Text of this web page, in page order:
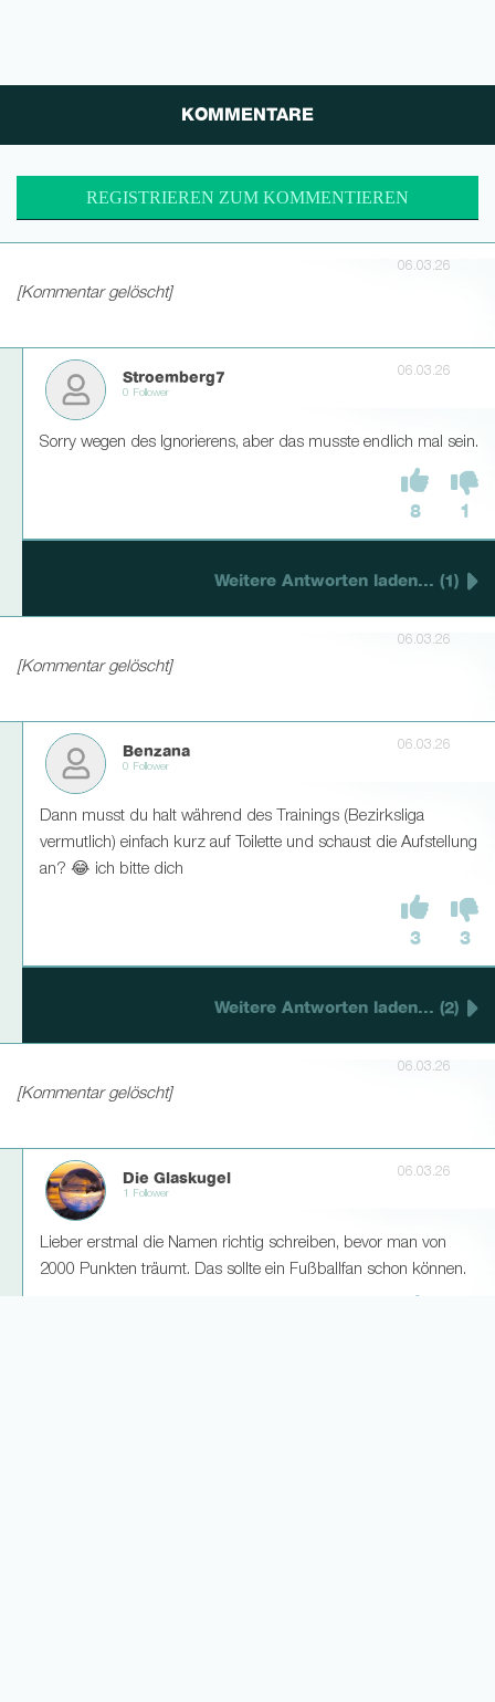
KOMMENTARE
REGISTRIEREN ZUM KOMMENTIEREN
06.03.26
[Kommentar gelöscht]
Stroemberg7
0 Follower
06.03.26
Sorry wegen des Ignorierens, aber das musste endlich mal sein.
8 1
Weitere Antworten laden... (1)
06.03.26
[Kommentar gelöscht]
Benzana
0 Follower
06.03.26
Dann musst du halt während des Trainings (Bezirksliga
vermutlich) einfach kurz auf Toilette und schaust die Aufstellung
an? 😂 ich bitte dich
3 3
Weitere Antworten laden... (2)
06.03.26
[Kommentar gelöscht]
Die Glaskugel
1 Follower
06.03.26
Lieber erstmal die Namen richtig schreiben, bevor man von
2000 Punkten träumt. Das sollte ein Fußballfan schon können.